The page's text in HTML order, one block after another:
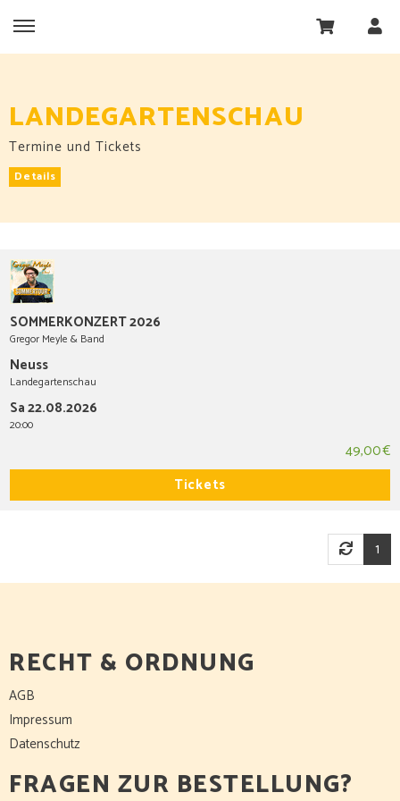
LANDEGARTENSCHAU
Termine und Tickets
Details
SOMMERKONZERT 2026
Gregor Meyle & Band
Neuss
Landegartenschau
Sa 22.08.2026
20:00
49,00 €
Tickets
1
RECHT & ORDNUNG
AGB
Impressum
Datenschutz
FRAGEN ZUR BESTELLUNG?